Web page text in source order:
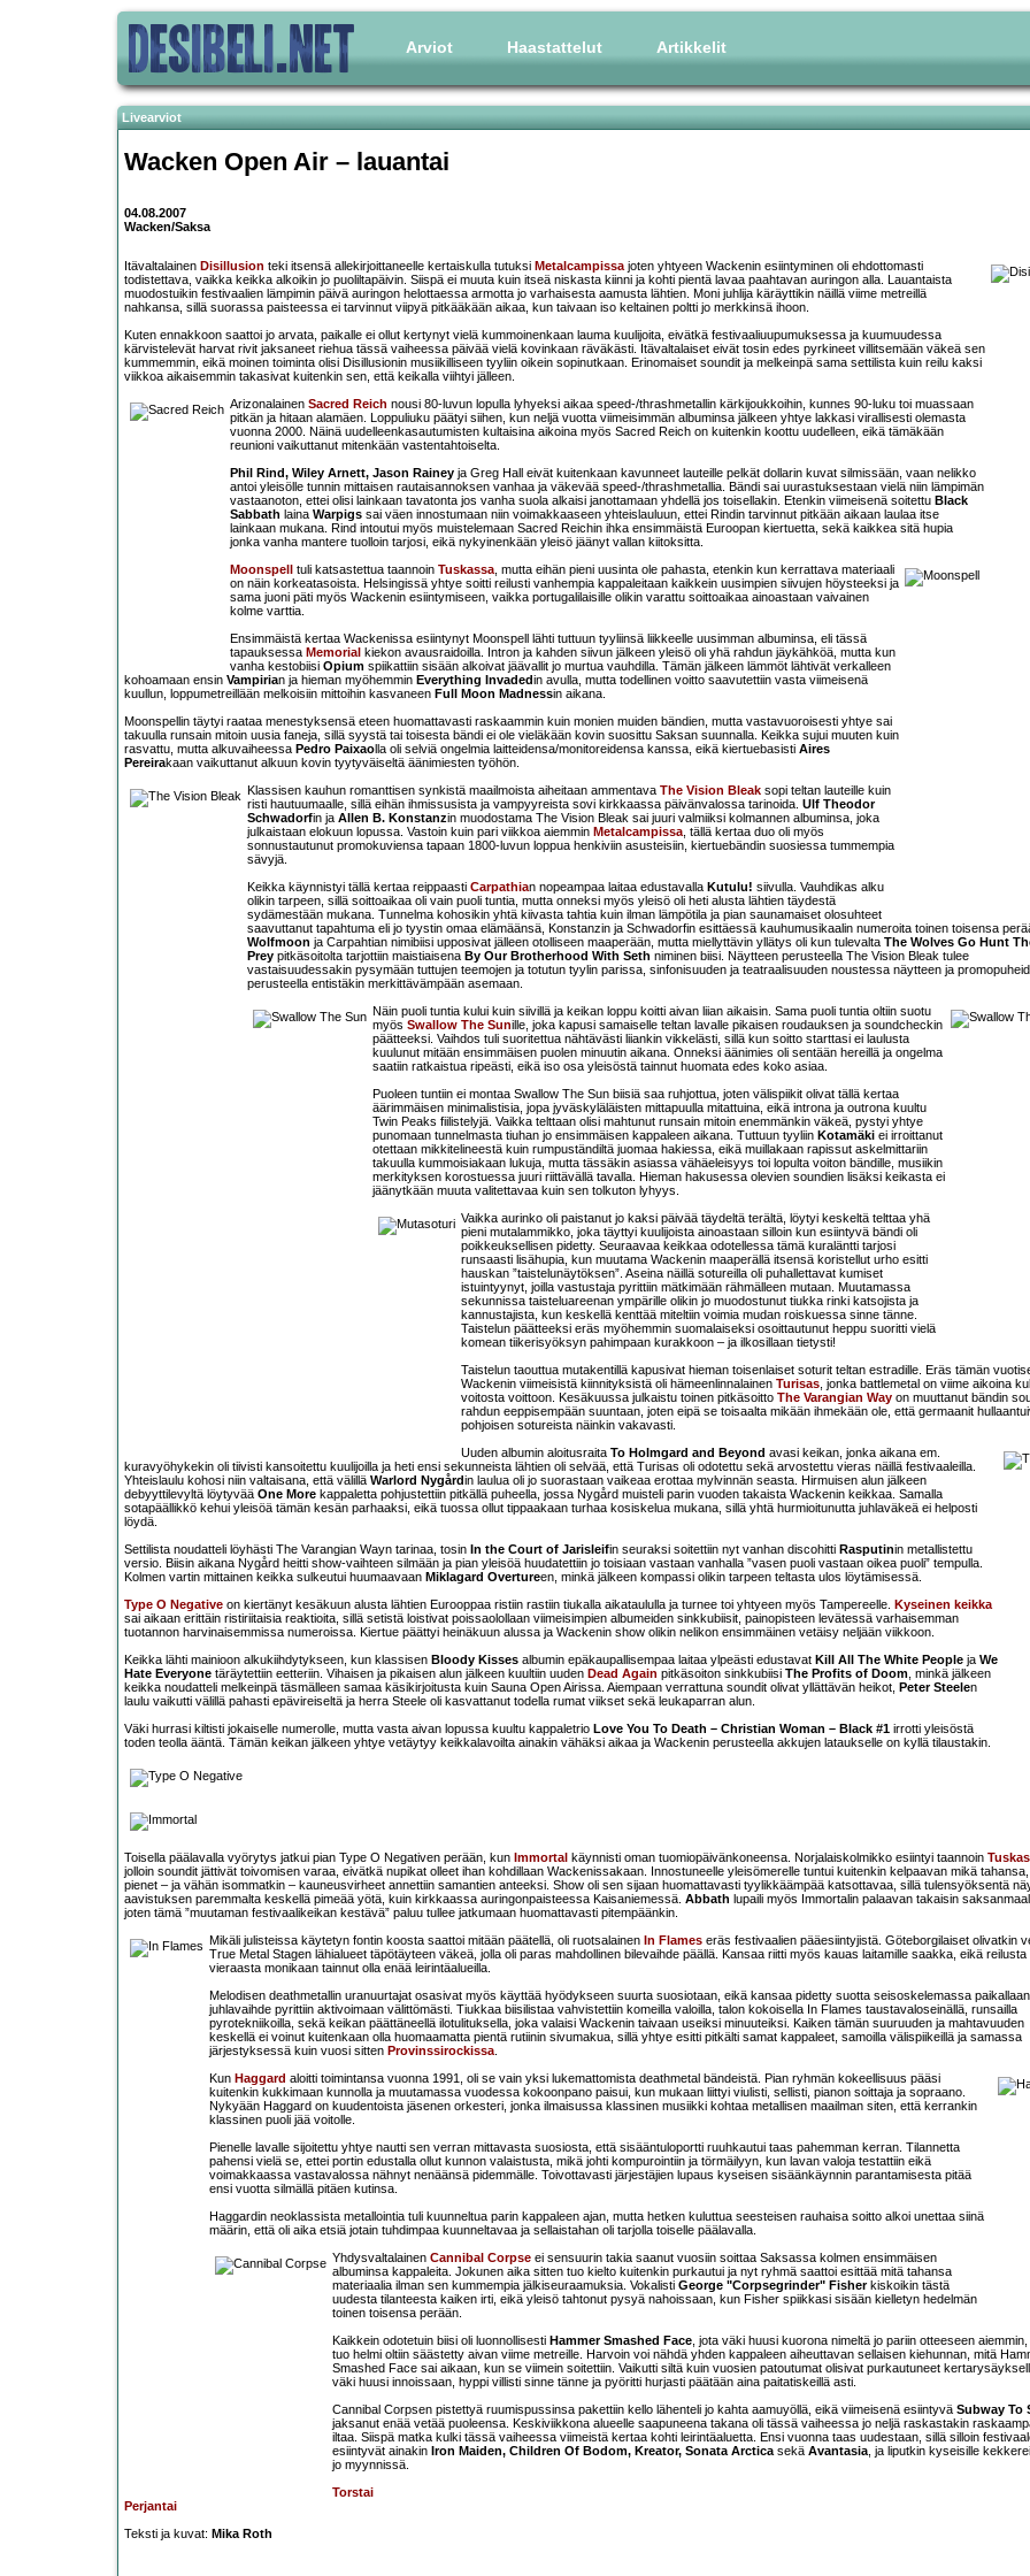
Arviot Haastattelut Artikkelit
Livearviot
Wacken Open Air – lauantai
04.08.2007
Wacken/Saksa
Itävaltalainen Disillusion teki itsensä allekirjoittaneelle kertaiskulla tutuksi Metalcampissajoten yhtyeen Wackenin esiintyminen oli ehdottomasti
todistettava, vaikka keikka alkoikin jo puoliltapäivin. Siispä ei muuta kuin itseä niskasta kiinni ja kohti pientä lavaa paahtavan auringon alla. Lauantaista
muodostuikin festivaalien lämpimin päivä auringon helottaessa armotta jo varhaisesta aamusta lähtien. Moni juhlija käräyttikin näillä viime metreillä
nahkansa, sillä suorassa paisteessa ei tarvinnut viipyä pitkääkään aikaa, kun taivaan iso keltainen poltti jo merkkinsä ihoon.
Kuten ennakkoon saattoi jo arvata, paikalle ei ollut kertynyt vielä kummoinenkaan lauma kuulijoita, eivätkä festivaaliuupumuksessa ja kuumuudessa
kärvistelevät harvat rivit jaksaneet riehua tässä vaiheessa päivää vielä kovinkaan räväkästi. Itävaltalaiset eivät tosin edes pyrkineet villitsemään väkeä sen
kummemmin, eikä moinen toiminta olisi Disillusionin musiikilliseen tyyliin oikein sopinutkaan. Erinomaiset soundit ja melkeinpä sama settilista kuin reilu kaksi
viikkoa aikaisemmin takasivat kuitenkin sen, että keikalla viihtyi jälleen.
Arizonalainen Sacred Reich nousi 80-luvun lopulla lyhyeksi aikaa speed-/thrashmetallin kärkijoukkoihin, kunnes 90-luku toi muassaan
pitkän ja hitaan alamäen. Loppuliuku päätyi siihen, kun neljä vuotta viimeisimmän albuminsa jälkeen yhtye lakkasi virallisesti olemasta
vuonna 2000. Näinä uudelleenkasautumisten kultaisina aikoina myös Sacred Reich on kuitenkin koottu uudelleen, eikä tämäkään
reunioni vaikuttanut mitenkään vastentahtoiselta.
Phil Rind, Wiley Arnett, Jason Rainey ja Greg Hall eivät kuitenkaan kavunneet lauteille pelkät dollarin kuvat silmissään, vaan nelikko
antoi yleisölle tunnin mittaisen rautaisannoksen vanhaa ja väkevää speed-/thrashmetallia. Bändi sai uurastuksestaan vielä niin lämpimän
vastaanoton, ettei olisi lainkaan tavatonta jos vanha suola alkaisi janottamaan yhdellä jos toisellakin. Etenkin viimeisenä soitettu Black
Sabbath laina Warpigs sai väen innostumaan niin voimakkaaseen yhteislauluun, ettei Rindin tarvinnut pitkään aikaan laulaa itse
lainkaan mukana. Rind intoutui myös muistelemaan Sacred Reichin ihka ensimmäistä Euroopan kiertuetta, sekä kaikkea sitä hupia
jonka vanha mantere tuolloin tarjosi, eikä nykyinenkään yleisö jäänyt vallan kiitoksitta.
Moonspell
tuli katsastettua taannoin Tuskassa, mutta eihän pieni uusinta ole pahasta, etenkin kun kerrattava materiaali
on näin korkeatasoista. Helsingissä yhtye soitti reilusti vanhempia kappaleitaan kaikkein uusimpien siivujen höysteeksi ja
sama juoni päti myös Wackenin esiintymiseen, vaikka portugalilaisille olikin varattu soittoaikaa ainoastaan vaivainen
kolme varttia.
Ensimmäistä kertaa Wackenissa esiintynyt Moonspell lähti tuttuun tyyliinsä liikkeelle uusimman albuminsa, eli tässä
tapauksessa Memorial kiekon avausraidoilla. Intron ja kahden siivun jälkeen yleisö oli yhä rahdun jäykähköä, mutta kun
vanha kestobiisi Opium spiikattiin sisään alkoivat jäävallit jo murtua vauhdilla. Tämän jälkeen lämmöt lähtivät verkalleen
kohoamaan ensin Vampirian ja hieman myöhemmin Everything Invadedin avulla, mutta todellinen voitto saavutettiin vasta viimeisenä
kuullun, loppumetreillään melkoisiin mittoihin kasvaneen Full Moon Madnessin aikana.
Moonspellin täytyi raataa menestyksensä eteen huomattavasti raskaammin kuin monien muiden bändien, mutta vastavuoroisesti yhtye sai
takuulla runsain mitoin uusia faneja, sillä syystä tai toisesta bändi ei ole vieläkään kovin suosittu Saksan suunnalla. Keikka sujui muuten kuin
rasvattu, mutta alkuvaiheessa Pedro Paixao lla oli selviä ongelmia laitteidensa/monitoreidensa kanssa, eikä kiertuebasisti Aires
Pereirakaan vaikuttanut alkuun kovin tyytyväiseltä äänimiesten työhön.
Klassisen kauhun romanttisen synkistä maailmoista aiheitaan ammentava The Vision Bleak sopi teltan lauteille kuin
risti hautuumaalle, sillä eihän ihmissusista ja vampyyreista sovi kirkkaassa päivänvalossa tarinoida. Ulf Theodor
Schwadorfin ja Allen B. Konstanzin muodostama The Vision Bleak sai juuri valmiiksi kolmannen albuminsa, joka
julkaistaan elokuun lopussa. Vastoin kuin pari viikkoa aiemmin Metalcampissa, tällä kertaa duo oli myös
sonnustautunut promokuviensa tapaan 1800-luvun loppua henkiviin asusteisiin, kiertuebändin suosiessa tummempia
sävyjä.
Keikka käynnistyi tällä kertaa reippaasti Carpathian nopeampaa laitaa edustavalla Kutulu! siivulla. Vauhdikas alku
olikin tarpeen, sillä soittoaikaa oli vain puoli tuntia, mutta onneksi myös yleisö oli heti alusta lähtien täydestä
sydämestään mukana. Tunnelma kohosikin yhtä kiivasta tahtia kuin ilman lämpötila ja pian saunamaiset olosuhteet
saavuttanut tapahtuma eli jo tyystin omaa elämäänsä, Konstanzin ja Schwadorfin esittäessä kauhumusikaalin numeroita toinen toisensa
Wolfmoon ja Carpahtian nimibiisi upposivat jälleen otolliseen maaperään, mutta miellyttävin yllätys oli kun tulevalta The Wolves Go Hunt
Prey pitkäsoitolta tarjottiin maistiaisena By Our Brotherhood With Seth niminen biisi. Näytteen perusteella The Vision Bleak tulee
vastaisuudessakin pysymään tuttujen teemojen ja totutun tyylin parissa, sinfonisuuden ja teatraalisuuden noustessa näytteen ja
perusteella entistäkin merkittävämpään asemaan.
Näin puoli tuntia kului kuin siivillä ja keikan loppu koitti aivan liian aikaisin. Sama puoli tuntia oltiin suotu
myös Swallow The Sunille, joka kapusi samaiselle teltan lavalle pikaisen roudauksen ja soundcheckin
päätteeksi. Vaihdos tuli suoritettua nähtävästi liiankin vikkelästi, sillä kun soitto starttasi ei laulusta
kuulunut mitään ensimmäisen puolen minuutin aikana. Onneksi äänimies oli sentään hereillä ja ongelma
saatiin ratkaistua ripeästi, eikä iso osa yleisöstä tainnut huomata edes koko asiaa.
Puoleen tuntiin ei montaa Swallow The Sun biisiä saa ruhjottua, joten välispiikit olivat tällä kertaa
äärimmäisen minimalistisia, jopa jyväskyläläisten mittapuulla mitattuina, eikä introna ja outrona kuultu
Twin Peaks fiilistelyjä. Vaikka telttaan olisi mahtunut runsain mitoin enemmänkin väkeä, pystyi yhtye
punomaan tunnelmasta tiuhan jo ensimmäisen kappaleen aikana. Tuttuun tyyliin Kotamäki ei irroittanut
otettaan mikkitelineestä kuin rumpuständiltä juomaa hakiessa, eikä muillakaan rapissut askelmittariin
takuulla kummoisiakaan lukuja, mutta tässäkin asiassa vähäeleisyys toi lopulta voiton bändille, musiikin
merkityksen korostuessa juuri riittävällä tavalla. Hieman hakusessa olevien soundien lisäksi keikasta ei
jäänytkään muuta valitettavaa kuin sen tolkuton lyhyys.
Vaikka aurinko oli paistanut jo kaksi päivää täydeltä terältä, löytyi keskeltä telttaa yhä
pieni mutalammikko, joka täyttyi kuulijoista ainoastaan silloin kun esiintyvä bändi oli
poikkeuksellisen pidetty. Seuraavaa keikkaa odotellessa tämä kuraläntti tarjosi
runsaasti lisähupia, kun muutama Wackenin maaperällä itsensä koristellut urho esitti
hauskan ”taistelunäytöksen”. Aseina näillä sotureilla oli puhallettavat kumiset
istuintyynyt, joilla vastustaja pyrittiin mätkimään rähmälleen mutaan. Muutamassa
sekunnissa taisteluareenan ympärille olikin jo muodostunut tiukka rinki katsojista ja
kannustajista, kun keskellä kenttää miteltiin voimia mudan roiskuessa sinne tänne.
Taistelun päätteeksi eräs myöhemmin suomalaiseksi osoittautunut heppu suoritti vielä
komean tiikerisyöksyn pahimpaan kurakkoon – ja ilkosillaan tietysti!
Taistelun taouttua mutakentillä kapusivat hieman toisenlaiset soturit teltan estradille. Eräs tämän
Wackenin viimeisistä kiinnityksistä oli hämeenlinnalainen Turisas, jonka battlemetal on viime aikoina
voitosta voittoon. Kesäkuussa julkaistu toinen pitkäsoitto The Varangian Way on muuttanut bändin
rahdun eeppisempään suuntaan, joten eipä se toisaalta mikään ihmekään ole, että germaanit
pohjoisen sotureista näinkin vakavasti.
Uuden albumin aloitusraita To Holmgard and Beyond avasi keikan, jonka aikana em.
kuravyöhykekin oli tiivisti kansoitettu kuulijoilla ja heti ensi sekunneista lähtien oli selvää, että Turisas oli odotettu sekä arvostettu vieras näillä festivaaleilla.
Yhteislaulu kohosi niin valtaisana, että välillä Warlord Nygårdin laulua oli jo suorastaan vaikeaa erottaa mylvinnän seasta. Hirmuisen alun jälkeen
debyyttilevyltä löytyvää One More kappaletta pohjustettiin pitkällä puheella, jossa Nygård muisteli parin vuoden takaista Wackenin keikkaa. Samalla
sotapäällikkö kehui yleisöä tämän kesän parhaaksi, eikä tuossa ollut tippaakaan turhaa kosiskelua mukana, sillä yhtä hurmioitunutta juhlaväkeä ei helposti
löydä.
Settilista noudatteli löyhästi The Varangian Wayn tarinaa, tosin In the Court of Jarisleifin seuraksi soitettiin nyt vanhan discohitti Rasputinin metallistettu
versio. Biisin aikana Nygård heitti show-vaihteen silmään ja pian yleisöä huudatettiin jo toisiaan vastaan vanhalla ”vasen puoli vastaan oikea puoli” tempulla.
Kolmen vartin mittainen keikka sulkeutui huumaavaan Miklagard Overtureen, minkä jälkeen kompassi olikin tarpeen teltasta ulos löytämisessä.
Type O Negative on kiertänyt kesäkuun alusta lähtien Eurooppaa ristiin rastiin tiukalla aikataululla ja turnee toi yhtyeen myös Tampereelle. Kyseinen keikka
sai aikaan erittäin ristiriitaisia reaktioita, sillä setistä loistivat poissaolollaan viimeisimpien albumeiden sinkkubiisit, painopisteen levätessä varhaisemman
tuotannon harvinaisemmissa numeroissa. Kiertue päättyi heinäkuun alussa ja Wackenin show olikin nelikon ensimmäinen vetäisy neljään viikkoon.
Keikka lähti mainioon alkukiihdytykseen, kun klassisen Bloody Kisses albumin epäkaupallisempaa laitaa ylpeästi edustavat Kill All The White People ja We
Hate Everyone täräytettiin eetteriin. Vihaisen ja pikaisen alun jälkeen kuultiin uuden Dead Again pitkäsoiton sinkkubiisi The Profits of Doom, minkä jälkeen
keikka noudatteli melkeinpä täsmälleen samaa käsikirjoitusta kuin Sauna Open Airissa. Aiempaan verrattuna soundit olivat yllättävän heikot, Peter Steelen
laulu vaikutti välillä pahasti epävireiseltä ja herra Steele oli kasvattanut todella rumat viikset sekä leukaparran alun.
Väki hurrasi kiltisti jokaiselle numerolle, mutta vasta aivan lopussa kuultu kappaletrio Love You To Death – Christian Woman – Black #1 irrotti yleisöstä
toden teolla ääntä. Tämän keikan jälkeen yhtye vetäytyy keikkalavoilta ainakin vähäksi aikaa ja Wackenin perusteella akkujen lataukselle on kyllä tilaustakin.
Toisella päälavalla vyörytys jatkui pian Type O Negativen perään, kun Immortal käynnisti oman tuomiopäivänkoneensa. Norjalaiskolmikko esiintyi taannoin
jolloin soundit jättivät toivomisen varaa, eivätkä nupikat olleet ihan kohdillaan Wackenissakaan. Innostuneelle yleisömerelle tuntui kuitenkin kelpaavan mikä
pienet – ja vähän isommatkin – kauneusvirheet annettiin samantien anteeksi. Show oli sen sijaan huomattavasti tyylikkäämpää katsottavaa, sillä tulensyöksentä
aavistuksen paremmalta keskellä pimeää yötä, kuin kirkkaassa auringonpaisteessa Kaisaniemessä. Abbath lupaili myös Immortalin palaavan takaisin
joten tämä ”muutaman festivaalikeikan kestävä” paluu tullee jatkumaan huomattavasti pitempäänkin.
Mikäli julisteissa käytetyn fontin koosta saattoi mitään päätellä, oli ruotsalainen In Flames eräs festivaalien pääesiintyjistä. Göteborgilaiset olivatkin
True Metal Stagen lähialueet täpötäyteen väkeä, jolla oli paras mahdollinen bilevaihde päällä. Kansaa riitti myös kauas laitamille saakka, eikä reilusta
vieraasta monikaan tainnut olla enää leirintäalueilla.
Melodisen deathmetallin uranuurtajat osasivat myös käyttää hyödykseen suurta suosiotaan, eikä kansaa pidetty suotta seisoskelemassa
juhlavaihde pyrittiin aktivoimaan välittömästi. Tiukkaa biisilistaa vahvistettiin komeilla valoilla, talon kokoisella In Flames taustavaloseinällä, runsailla
pyrotekniikoilla, sekä keikan päättäneellä ilotulituksella, joka valaisi Wackenin taivaan useiksi minuuteiksi. Kaiken tämän suuruuden ja mahtavuuden
keskellä ei voinut kuitenkaan olla huomaamatta pientä rutiinin sivumakua, sillä yhtye esitti pitkälti samat kappaleet, samoilla välispiikeillä ja samassa
järjestyksessä kuin vuosi sitten Provinssirockissa.
Kun Haggard aloitti toimintansa vuonna 1991, oli se vain yksi lukemattomista deathmetal bändeistä. Pian ryhmän kokeellisuus pääsi
kuitenkin kukkimaan kunnolla ja muutamassa vuodessa kokoonpano paisui, kun mukaan liittyi viulisti, sellisti, pianon soittaja ja sopraano.
Nykyään Haggard on kuudentoista jäsenen orkesteri, jonka ilmaisussa klassinen musiikki kohtaa metallisen maailman siten, että kerrankin
klassinen puoli jää voitolle.
Pienelle lavalle sijoitettu yhtye nautti sen verran mittavasta suosiosta, että sisääntuloportti ruuhkautui taas pahemman kerran. Tilannetta
pahensi vielä se, ettei portin edustalla ollut kunnon valaistusta, mikä johti kompurointiin ja törmäilyyn, kun lavan valoja testattiin eikä
voimakkaassa vastavalossa nähnyt nenäänsä pidemmälle. Toivottavasti järjestäjien lupaus kyseisen sisäänkäynnin parantamisesta pitää
ensi vuotta silmällä pitäen kutinsa.
Haggardin neoklassista metallointia tuli kuunneltua parin kappaleen ajan, mutta hetken kuluttua seesteisen rauhaisa soitto alkoi unettaa siinä
määrin, että oli aika etsiä jotain tuhdimpaa kuunneltavaa ja sellaistahan oli tarjolla toiselle päälavalla.
Yhdysvaltalainen Cannibal Corpse ei sensuurin takia saanut vuosiin soittaa Saksassa kolmen ensimmäisen
albuminsa kappaleita. Jokunen aika sitten tuo kielto kuitenkin purkautui ja nyt ryhmä saattoi esittää mitä tahansa
materiaalia ilman sen kummempia jälkiseuraamuksia. Vokalisti George "Corpsegrinder" Fisherkiskoikin tästä
uudesta tilanteesta kaiken irti, eikä yleisö tahtonut pysyä nahoissaan, kun Fisher spiikkasi sisään kielletyn hedelmän
toinen toisensa perään.
Kaikkein odotetuin biisi oli luonnollisesti Hammer Smashed Face, jota väki huusi kuorona nimeltä jo pariin otteeseen
tuo helmi oltiin säästetty aivan viime metreille. Harvoin voi nähdä yhden kappaleen aiheuttavan sellaisen kiehunnan, mitä
Smashed Face sai aikaan, kun se viimein soitettiin. Vaikutti siltä kuin vuosien patoutumat olisivat purkautuneet
väki huusi innoissaan, hyppi villisti sinne tänne ja pyöritti hurjasti päätään aina paitatiskeillä asti.
Cannibal Corpsen pistettyä ruumispussinsa pakettiin kello lähenteli jo kahta aamuyöllä, eikä viimeisenä esiintyvä Subway To
jaksanut enää vetää puoleensa. Keskiviikkona alueelle saapuneena takana oli tässä vaiheessa jo neljä raskastakin
iltaa. Siispä matka kulki tässä vaiheessa viimeistä kertaa kohti leirintäaluetta. Ensi vuonna taas uudestaan, sillä silloin
esiintyvät ainakin Iron Maiden, Children Of Bodom, Kreator, Sonata Arcticasekä Avantasia, ja liputkin kyseisille
jo myynnissä.
Torstai
Perjantai
Teksti ja kuvat: Mika Roth